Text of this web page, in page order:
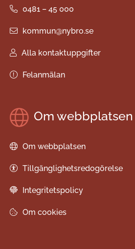
0481 – 45 000
kommun@nybro.se
Alla kontaktuppgifter
Felanmälan
Om webbplatsen
Om webbplatsen
Tillgänglighetsredogörelse
Integritetspolicy
Om cookies